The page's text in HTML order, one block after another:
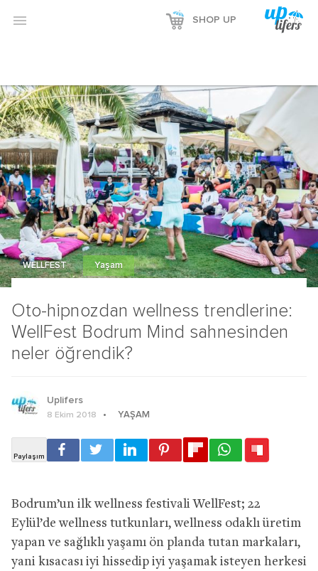
 SHOP UP
Oto-hipnozdan wellness trendlerine:
WellFest Bodrum Mind sahnesinden
neler öğrendik?
WELLFEST Yaşam
Uplifers
8 Ekim 2018 YAŞAM
Bodrum’un ilk wellness festivali WellFest; 22
Eylül’de wellness tutkunları, wellness odaklı üretim
yapan ve sağlıklı yaşamı ön planda tutan markaları,
yani kısacası iyi hissedip iyi yaşamak isteyen herkesi